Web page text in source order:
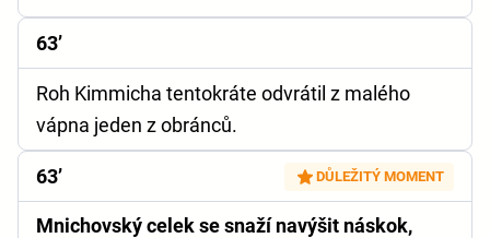
63’
Roh Kimmicha tentokráte odvrátil z malého
vápna jeden z obránců.
63’ DŮLEŽITÝ MOMENT
Mnichovský celek se snaží navýšit náskok,